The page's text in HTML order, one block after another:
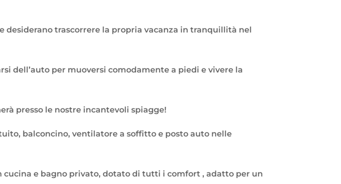
desiderano trascorrere la propria vacanza in tranquillità nel
dell’auto per muoversi comodamente a piedi e vivere la
presso le nostre incantevoli spiagge!
balconcino, ventilatore a soffitto e posto auto nelle
e bagno privato, dotato di tutti i comfort , adatto per un